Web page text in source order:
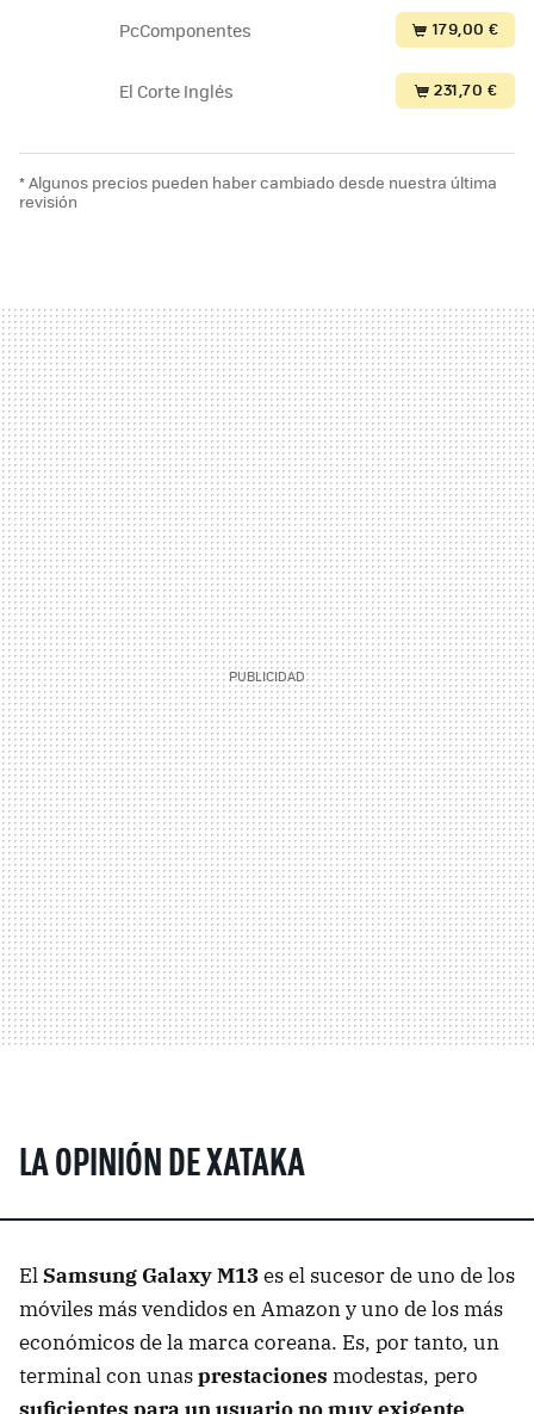
PcComponentes 179,00 €
El Corte Inglés 231,70 €
* Algunos precios pueden haber cambiado desde nuestra última
revisión
LA OPINIÓN DE XATAKA
ElSamsung Galaxy M13es el sucesor de uno de los
móviles más vendidos en Amazon y uno de los más
económicos de la marca coreana. Es, por tanto, un
terminal con unasprestaciones modestas, pero